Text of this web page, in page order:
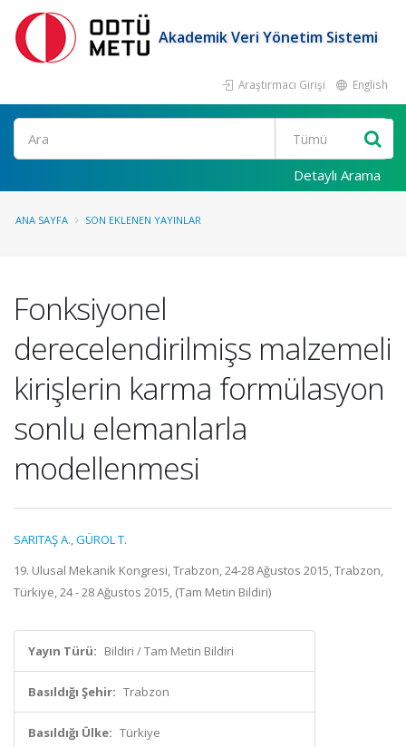
Akademik Veri Yönetim Sistemi
Araştırmacı Girişi English
Ara
Detaylı Arama
ANA SAYFA SON EKLENEN YAYINLAR
Fonksiyonel
derecelendirilmişs malzemeli
kirişlerin karma formülasyon
sonlu elemanlarla
modellenmesi
SARITAŞ A.,GÜROL T.
19. Ulusal Mekanik Kongresi, Trabzon, 24-28 Ağustos 2015, Trabzon,
Türkiye, 24 - 28 Ağustos 2015, (Tam Metin Bildiri)
Yayın Türü: Bildiri / Tam Metin Bildiri
Basıldığı Şehir: Trabzon
Basıldığı Ülke: Türkiye